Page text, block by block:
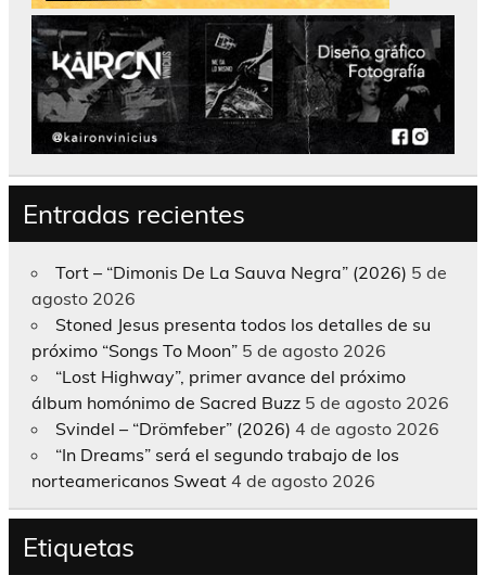
Entradas recientes
Tort – “Dimonis De La Sauva Negra” (2026) 5 de
agosto 2026
Stoned Jesus presenta todos los detalles de su
próximo “Songs To Moon” 5 de agosto 2026
“Lost Highway”, primer avance del próximo
álbum homónimo de Sacred Buzz 5 de agosto 2026
Svindel – “Drömfeber” (2026) 4 de agosto 2026
“In Dreams” será el segundo trabajo de los
norteamericanos Sweat 4 de agosto 2026
Etiquetas